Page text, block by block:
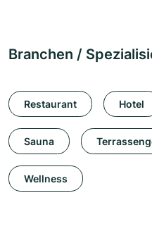
Branchen /
Restaurant Hotel
Sauna
Wellness